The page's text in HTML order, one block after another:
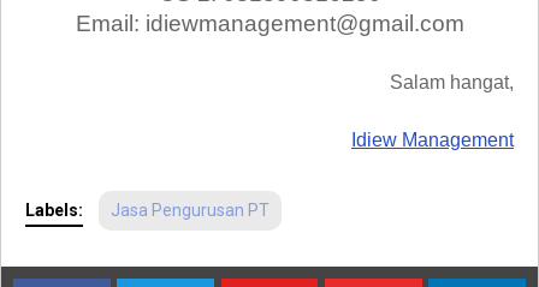
Email: idiewmanagement@gmail.com
Salam hangat,
Idiew Management
Labels: Jasa Pengurusan PT